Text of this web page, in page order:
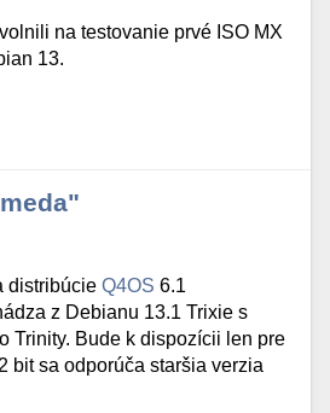
na testovanie prvé ISO MX
13.
distribúcieQ4OS 6.1
z Debianu 13.1 Trixie s
Trinity. Bude k dispozícii len pre
bit sa odporúča staršia verzia